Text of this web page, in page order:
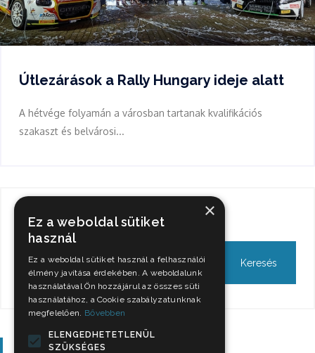
Útlezárások a Rally Hungary ideje alatt
A hétvége folyamán a városban tartanak kvalifikációs
szakaszt és belvárosi...
Keresés
Szavazás
×
Ez a weboldal sütiket
használ
Ez a weboldal sütiket használ a felhasználói
élmény javítása érdekében. A weboldalunk
használatával Ön hozzájárul az összes süti
használatához, a Cookie szabályzatunknak
megfelelően. Bővebben
ELENGEDHETETLENÜL
SZÜKSÉGES